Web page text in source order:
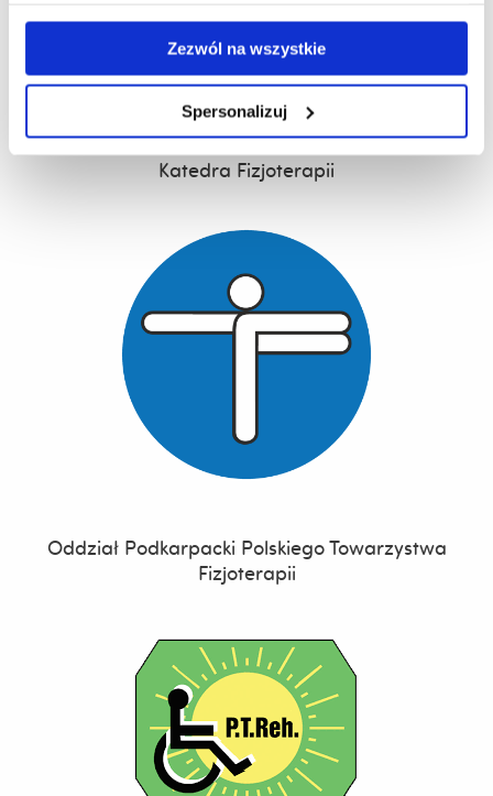
Zezwól na wszystkie
Spersonalizuj
Katedra Fizjoterapii
Oddział Podkarpacki Polskiego Towarzystwa
Fizjoterapii